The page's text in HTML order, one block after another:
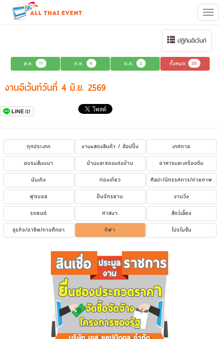
ปฏิทินอีเว้นท์
ส.ค. 11 ก.ย. 6 ต.ค. 2 ทั้งหมด 20
งานอีเว้นท์วันที่ 4 มิ.ย. 2569
ทุกประเภท งานแสดงสินค้า / ช้อปปิ้ง
เทศกาล
อบรมสัมมนา
บ้านและของแต่งบ้าน
อาหารและเครื่องดื่ม
บันเทิง
ท่องเที่ยว
ศิลปะ/นิทรรศการ/ถ่ายภาพ
ฟุตบอล
ปั่นจักรยาน
งานวิ่ง
รถยนต์
ศาสนา
สัตว์เลี้ยง
ธุรกิจ/อาชีพ/การศึกษา
กีฬา โปรโมชั่น